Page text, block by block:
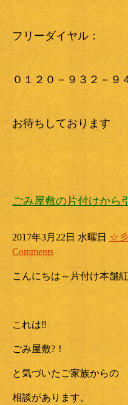
フリーダイヤル：
０１２０－９３２－９
お待ちしております
ごみ屋敷の片付けから
2017年3月22日 水曜日 ☆彡
Comments
こんにちは～片付け本舗
これは‼
ごみ屋敷?！
と気づいたご家族からの
相談があります。